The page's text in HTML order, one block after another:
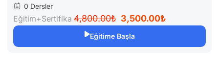
0 Dersler
Eğitim+Sertifika 4,800.00₺ 3,500.00₺
Eğitime Başla